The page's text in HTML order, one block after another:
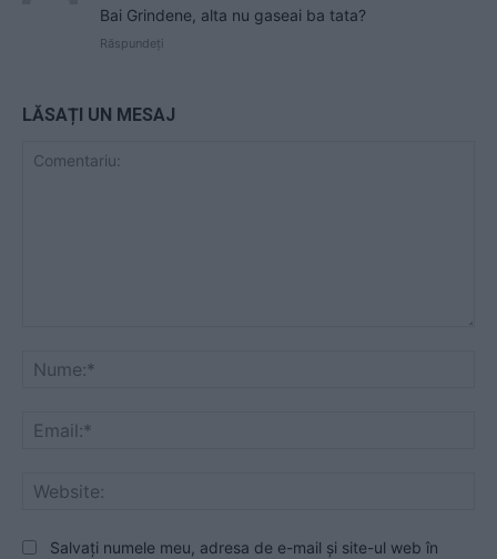
Bai Grindene, alta nu gaseai ba tata?
Răspundeți
LĂSAȚI UN MESAJ
Salvați numele meu, adresa de e-mail și site-ul web în